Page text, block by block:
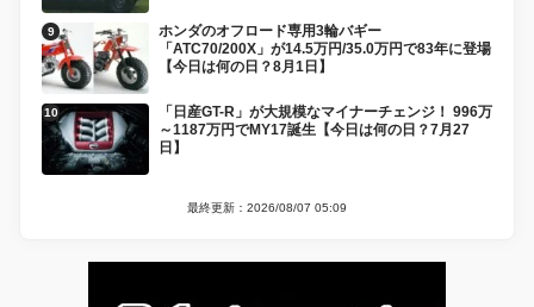
ホンダのオフロード専用3輪バギー
「ATC70/200X」が14.5万円/35.0万円で83年に登場
【今日は何の日？8月1日】
「日産GT-R」が大規模なマイナーチェンジ！ 996万
～1187万円でMY17誕生【今日は何の日？7月27
日】
最終更新：2026/08/07 05:09